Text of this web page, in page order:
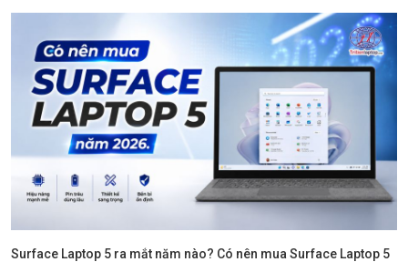
Surface Laptop 5 ra mắt năm nào? Có nên mua Surface Laptop 5